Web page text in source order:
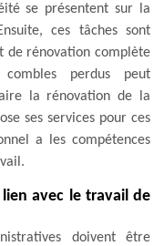
se présentent sur la
ces tâches sont
de rénovation complète
perdus peut
la rénovation de la
ses services pour ces
a les compétences
avec le travail de
doivent être